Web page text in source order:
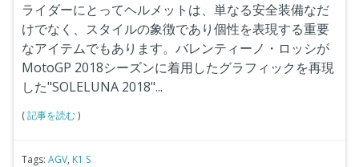
ライダーにとってヘルメットは、単なる安全装備なだ
けでなく、スタイルの象徴であり個性を表現する重要
なアイテムでもあります。バレンティーノ・ロッシが
MotoGP 2018シーズンに着用したグラフィックを再現
した"SOLELUNA 2018"...
(記事を読む)
Tags: AGV, K1 S